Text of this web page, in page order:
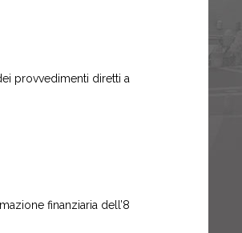
provvedimenti diretti a
finanziaria dell’8